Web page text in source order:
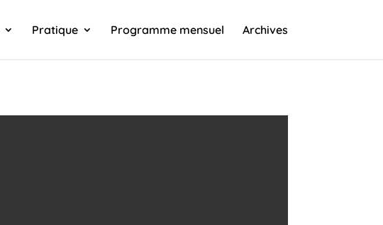
Pratique Programme mensuel Archives